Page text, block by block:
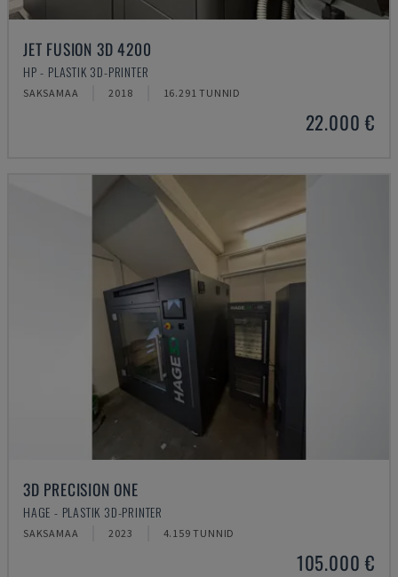
JET FUSION 3D 4200
HP - PLASTIK 3D-PRINTER
SAKSAMAA 2018 16.291 TUNNID
22.000 €
3D PRECISION ONE
HAGE - PLASTIK 3D-PRINTER
SAKSAMAA 2023 4.159 TUNNID
105.000 €